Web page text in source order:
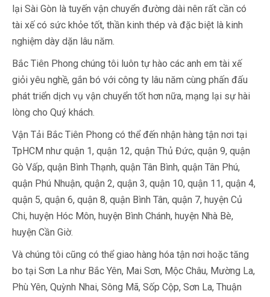
lại Sài Gòn là tuyến vận chuyển đường dài nên rất cần có
tài xế có sức khỏe tốt, thần kinh thép và đặc biệt là kinh
nghiệm dày dặn lâu năm.
Bắc Tiên Phong chúng tôi luôn tự hào các anh em tài xế
giỏi yêu nghề, gắn bó với công ty lâu năm cùng phấn đấu
phát triển dịch vụ vận chuyển tốt hơn nữa, mạng lại sự hài
lòng cho Quý khách.
Vận Tải Bắc Tiên Phong có thể đến nhận hàng tận nơi tại
TpHCM như quận 1, quận 12, quận Thủ Đức, quận 9, quận
Gò Vấp, quận Bình Thạnh, quận Tân Bình, quận Tân Phú,
quận Phú Nhuận, quận 2, quận 3, quận 10, quận 11, quận 4,
quận 5, quận 6, quận 8, quận Bình Tân, quận 7, huyện Củ
Chi, huyện Hóc Môn, huyện Bình Chánh, huyện Nhà Bè,
huyện Cần Giờ.
Và chúng tôi cũng có thể giao hàng hóa tận nơi hoặc tăng
bo tại Sơn La như Bắc Yên, Mai Sơn, Mộc Châu, Mường La,
Phù Yên, Quỳnh Nhai, Sông Mã, Sốp Cộp, Sơn La, Thuận